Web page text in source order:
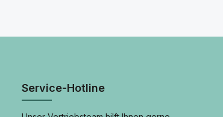
Service-Hotline